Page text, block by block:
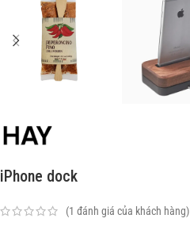
iPhone dock
(1 đánh giá của khách hàng)